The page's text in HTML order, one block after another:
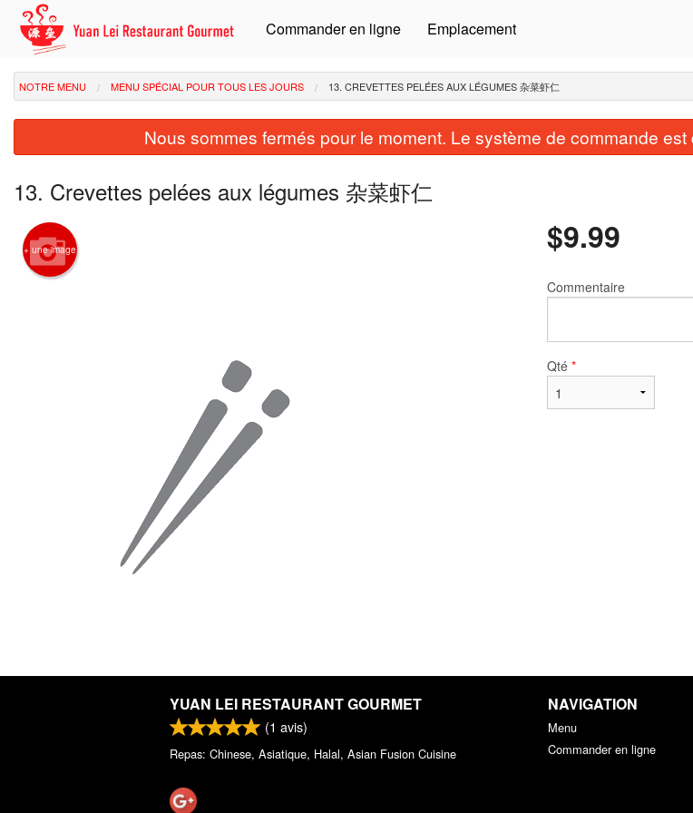
Commander en ligne Emplacement
NOTRE MENU MENU SPÉCIAL POUR TOUS LES JOURS 13. CREVETTES PELÉES AUX LÉGUMES 杂菜虾仁
Nous sommes fermés pour le moment. Le système de commande est
13. Crevettes pelées aux légumes 杂菜虾仁
+ une image $9.99
Commentaire
Qté *
YUAN LEI RESTAURANT GOURMET
(1 avis)
Repas: Chinese, Asiatique, Halal, Asian Fusion Cuisine
NAVIGATION
Menu
Commander en ligne